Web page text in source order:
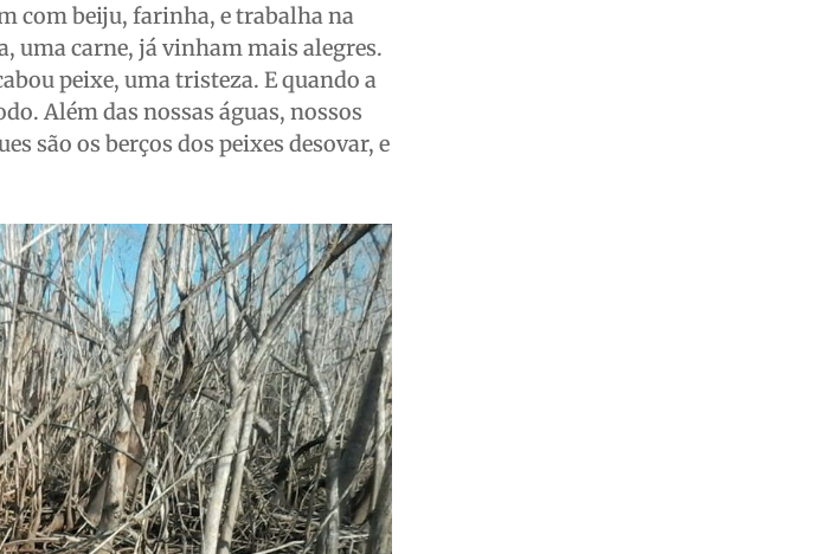
com beiju, farinha, e trabalha na
uma carne, já vinham mais alegres.
peixe, uma tristeza. E quando a
Além das nossas águas, nossos
são os berços dos peixes desovar, e